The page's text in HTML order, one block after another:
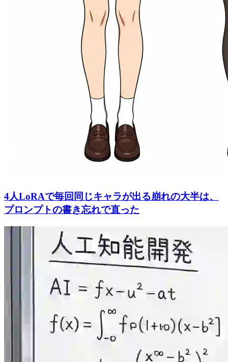
4人LoRAで毎回同じキャラが出る崩れの大半は、
プロンプトの書き忘れで直った